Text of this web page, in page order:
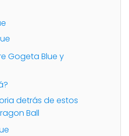
Gogeta Blue y
detrás de estos
Ball